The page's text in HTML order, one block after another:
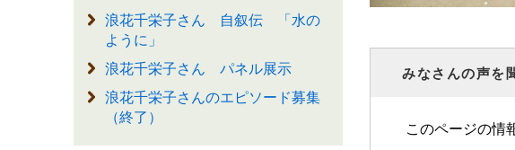
浪花千栄子さん 自叙伝 「水の
ように」
浪花千栄子さん パネル展示
浪花千栄子さんのエピソード募集
（終了）
みなさんの声を
このページの情